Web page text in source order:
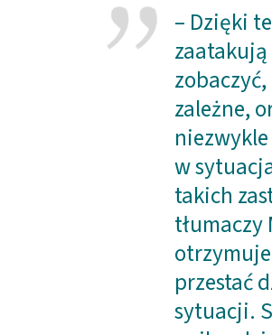
– Dzięki
zależne,
w
takich
przestać
sytuacji.